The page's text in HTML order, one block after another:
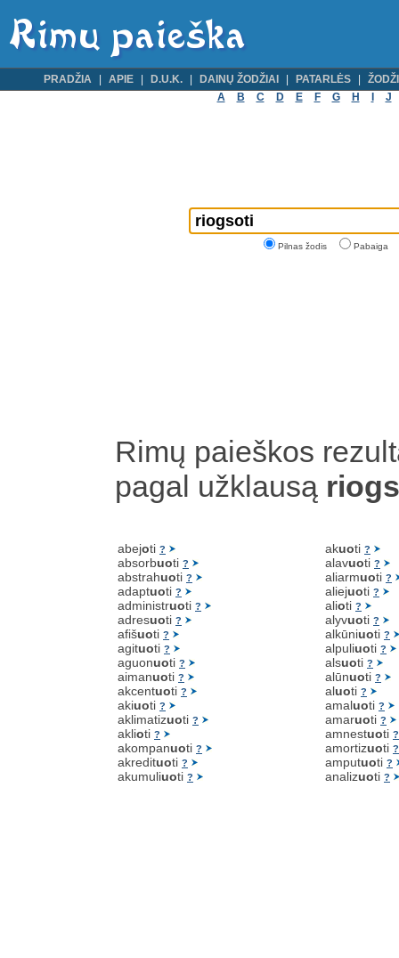
PRADŽIA APIE D.U.K. DAINŲ ŽODŽIAI PATARLĖS
A
B C D E F G H J
Pilnas žodis Pabaiga
Rimų paieškos
pagal užklausą riogs
abejoti ?
absorbuoti ?
abstrahuoti ?
adaptuoti ?
administruoti ?
adresuoti ?
afišuoti ?
agituoti ?
aguonuoti ?
aimanuoti ?
akcentuoti ?
akiuoti ?
aklimatizuoti ?
aklioti ?
akompanuoti ?
akredituoti ?
akumuliuoti ?
akuoti ?
alavuoti ?
aliarmuoti ?
aliejuoti ?
alioti ?
alyvuoti ?
alkūniuoti ?
alpuliuoti ?
alsuoti ?
alūnuoti ?
aluoti ?
amaluoti ?
amaruoti ?
amnestuoti ?
amortizuoti ?
amputuoti ?
analizuoti ?